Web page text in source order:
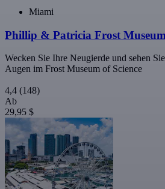
Miami
Phillip & Patricia Frost
Wecken Sie Ihre Neugierde und sehen
Augen im Frost Museum of Science
4,4 (148)
Ab
29,95 $